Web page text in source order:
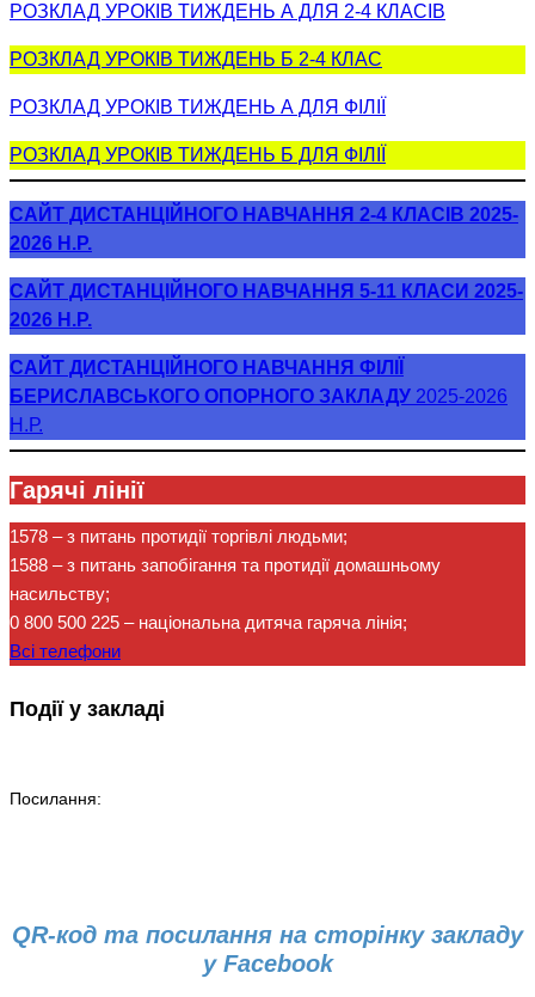
РОЗКЛАД УРОКІВ ТИЖДЕНЬ А ДЛЯ 2-4 КЛАСІВ
РОЗКЛАД УРОКІВ ТИЖДЕНЬ Б 2-4 КЛАС
РОЗКЛАД УРОКІВ ТИЖДЕНЬ А ДЛЯ ФІЛІЇ
РОЗКЛАД УРОКІВ ТИЖДЕНЬ Б ДЛЯ ФІЛІЇ
САЙТ ДИСТАНЦІЙНОГО НАВЧАННЯ 2-4 КЛАСІВ 2025-
2026 Н.Р.
САЙТ ДИСТАНЦІЙНОГО НАВЧАННЯ 5-11 КЛАСИ 2025-
2026 Н.Р.
САЙТ ДИСТАНЦІЙНОГО НАВЧАННЯ ФІЛІЇ
БЕРИСЛАВСЬКОГО ОПОРНОГО ЗАКЛАДУ 2025-2026
Н.Р.
Гарячі лінії
1578 – з питань протидії торгівлі людьми;
1588 – з питань запобігання та протидії домашньому
насильству;
0 800 500 225 – національна дитяча гаряча лінія;
Всі телефони
Події у закладі
Посилання:
QR-код та посилання на сторінку закладу
у Facebook